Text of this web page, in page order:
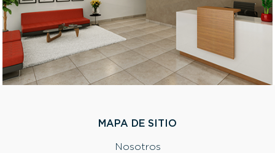
MAPA DE SITIO
Nosotros